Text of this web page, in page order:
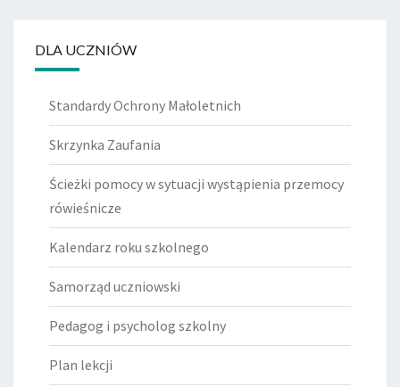
DLA UCZNIÓW
Standardy Ochrony Małoletnich
Skrzynka Zaufania
Ścieżki pomocy w sytuacji wystąpienia przemocy
rówieśnicze
Kalendarz roku szkolnego
Samorząd uczniowski
Pedagog i psycholog szkolny
Plan lekcji